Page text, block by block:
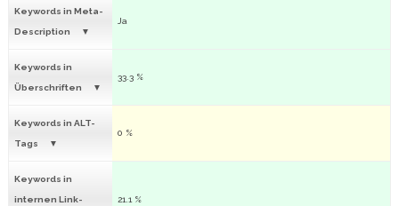
Keywords in Meta-
Description
Ja
Keywords in
Überschriften
33.3 %
Keywords in ALT-
Tags
0 %
Keywords in
internen Link- 21.1 %